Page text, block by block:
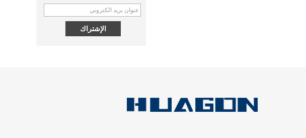
MPP QI2 15W wireless
charging module - COPY -
1v0h9w
سبتمبر.
عقل خارق! قسم البحث والتطوير
يعد الشحن اللاسلكي وسيلة فعالة